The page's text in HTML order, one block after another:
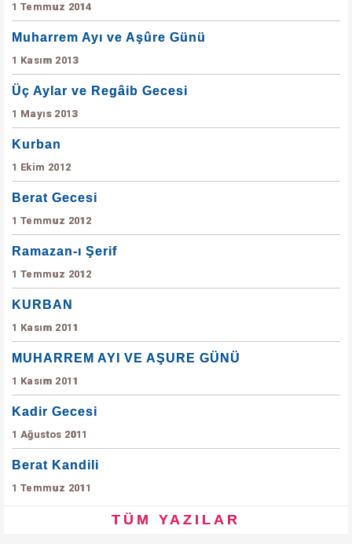
1 Temmuz 2014
Muharrem Ayı ve Aşûre Günü
1 Kasım 2013
Üç Aylar ve Regâib Gecesi
1 Mayıs 2013
Kurban
1 Ekim 2012
Berat Gecesi
1 Temmuz 2012
Ramazan-ı Şerif
1 Temmuz 2012
KURBAN
1 Kasım 2011
MUHARREM AYI VE AŞURE GÜNÜ
1 Kasım 2011
Kadir Gecesi
1 Ağustos 2011
Berat Kandili
1 Temmuz 2011
TÜM YAZILAR